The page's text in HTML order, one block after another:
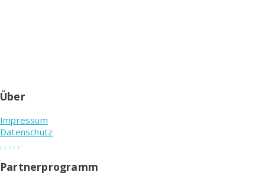
Über
Impressum
Datenschutz
. . . . .
Partnerprogramm